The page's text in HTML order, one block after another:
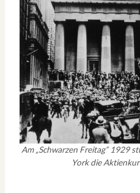
Am „Schwarzen Freitag“ 1929
York die